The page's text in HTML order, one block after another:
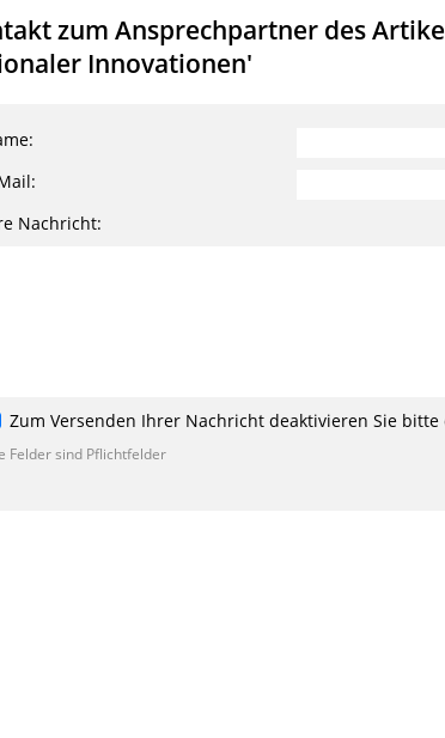
zum Ansprechpartner des
Innovationen'
Nachricht:
Zum Versenden Ihrer Nachricht deaktivieren Sie bitte
Felder sind Pflichtfelder